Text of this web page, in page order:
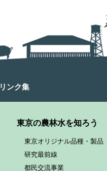
リンク集
東京の農林水を知ろう
東京オリジナル品種・製品
研究最前線
都民交流事業